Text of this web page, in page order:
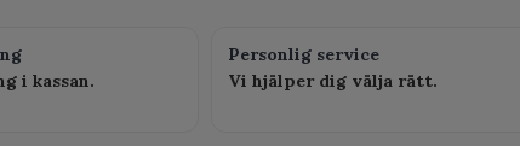
i kassan.
Personlig service
Vi hjälper dig välja rätt.